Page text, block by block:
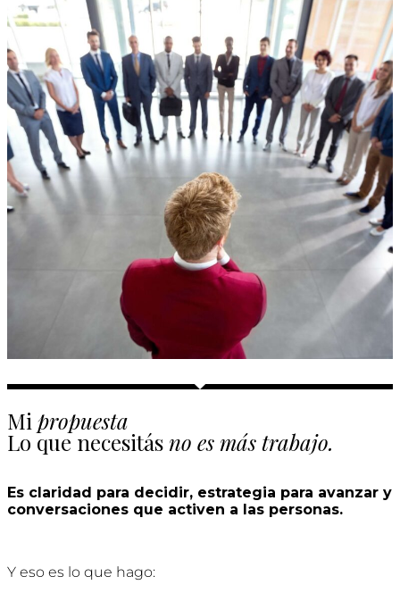
Mi propuesta
Lo que necesitás no es más trabajo.
Es claridad para decidir, estrategia para avanzar y
conversaciones que activen a las personas.
Y eso es lo que hago: